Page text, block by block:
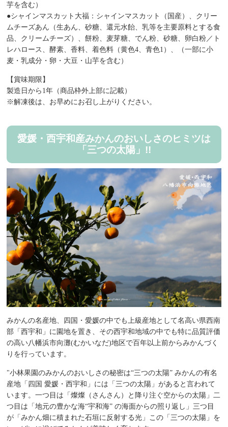
芋を含む）
●シャインマスカット大福：シャインマスカット（国産）、クリー
ムチーズあん（生あん、砂糖、還元水飴、乳等を主要原料とする食
品、クリームチーズ）、餅粉、麦芽糖、でん粉、砂糖、卵白粉／ト
レハロース、酵素、香料、着色料（黄色4、青色1）、（一部に小
麦・乳成分・卵・大豆・山芋を含む）
【賞味期限】
製造日から1年（商品枠外上部に記載）
※解凍後は、お早めにお召し上がりください。
愛媛・西宇和産みかんのおいしさのヒミツは
「三つの太陽」!!
みかんの名産地、四国・愛媛の中でも上級産地として名高い県西南
部「西宇和」に園地を置き、その西宇和地域の中でも特に品質評価
の高い八幡浜市向灘(むかいなだ)地区で百年以上前からみかんづく
りを行っています。
"小林果園のみかんのおいしさの秘密は“三つの太陽” みかんの有名
産地「四国 愛媛・西宇和」には「三つの太陽」があると言われて
います。一つ目は「燦燦（さんさん）と降り注ぐ空からの太陽」二
つ目は「地元の豊かな海“宇和海” の海面からの照り返し」三つ目
が「みかん畑に積まれた石垣に反射する光」この「三つの太陽」を